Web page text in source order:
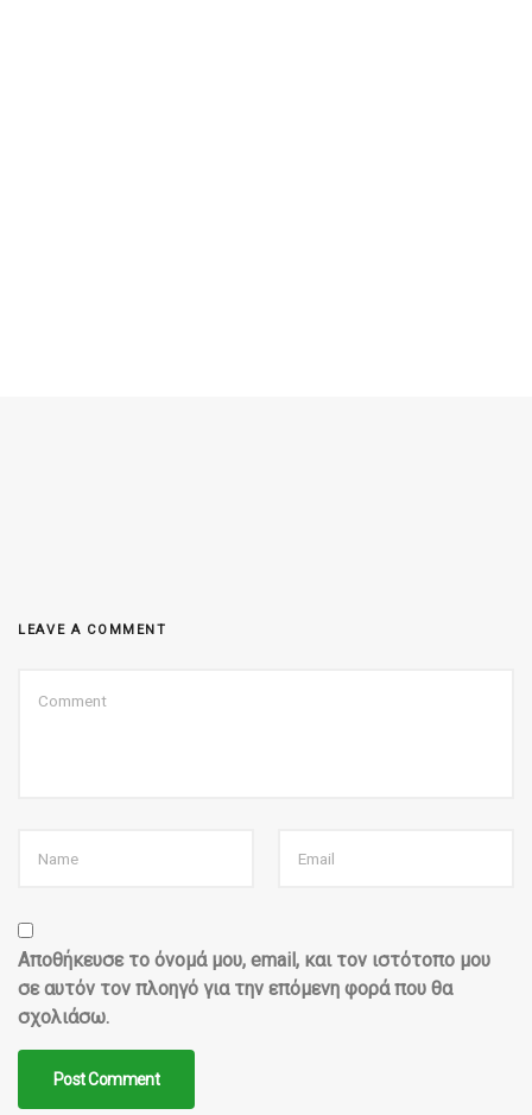
LEAVE A COMMENT
Αποθήκευσε το όνομά μου, email, και τον ιστότοπο μου
σε αυτόν τον πλοηγό για την επόμενη φορά που θα
σχολιάσω.